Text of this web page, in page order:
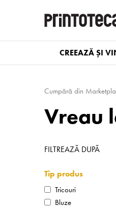
CREEAZĂ ȘI
Cumpără din
Vreau
FILTREAZĂ DUPĂ
Tip produs
Tricouri
Bluze